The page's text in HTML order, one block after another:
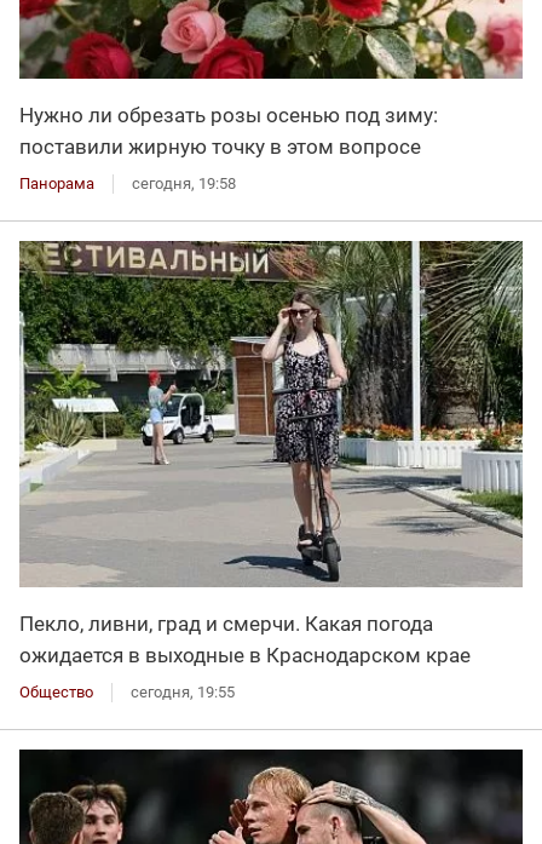
Нужно ли обрезать розы осенью под зиму:
поставили жирную точку в этом вопросе
Панорама сегодня, 19:58
Пекло, ливни, град и смерчи. Какая погода
ожидается в выходные в Краснодарском крае
Общество сегодня, 19:55